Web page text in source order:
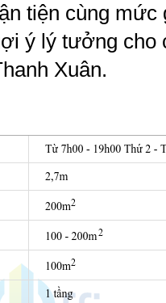
tiện cùng mức
ý lý tưởng cho
Xuân.